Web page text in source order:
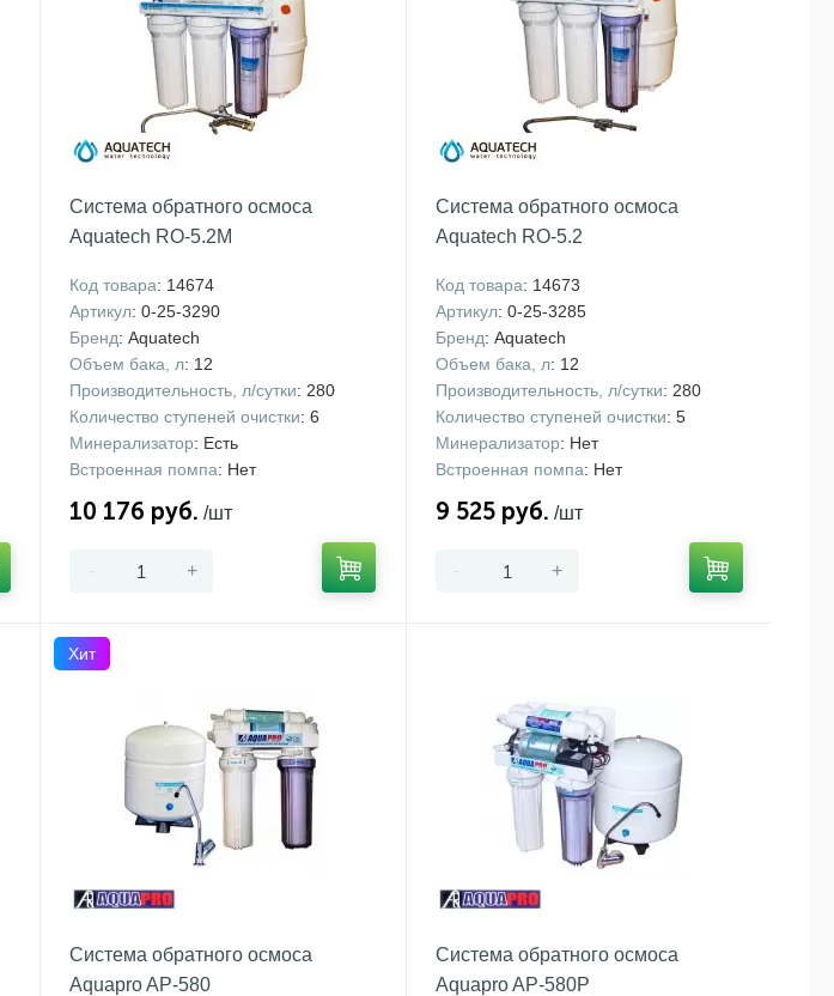
Система обратного осмоса
Aquatech RO-5.2M
Код товара: 14674
Артикул: 0-25-3290
Бренд: Aquatech
Объем бака, л: 12
Производительность, л/сутки: 280
Количество ступеней очистки: 6
Минерализатор: Есть
Встроенная помпа: Нет
10 176 руб. /шт
- +
Система обратного осмоса
Aquatech RO-5.2
Код товара: 14673
Артикул: 0-25-3285
Бренд: Aquatech
Объем бака, л: 12
Производительность, л/сутки: 280
Количество ступеней очистки: 5
Минерализатор: Нет
Встроенная помпа: Нет
9 525 руб. /шт
- +
Хит
Система обратного осмоса
Aquapro AP-580
Система обратного осмоса
Aquapro AP-580P